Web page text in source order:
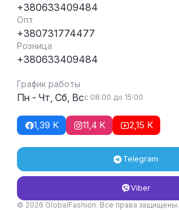
+380633409484
Опт
+380731774477
Розница
+380633409484
График работы
Пн - Чт, Сб, Всс 08:00 до 15:00
1,39 K 11,4 K 2,15 K
Telegram
Viber
© 2026 GlobalFashion. Все права защищены.